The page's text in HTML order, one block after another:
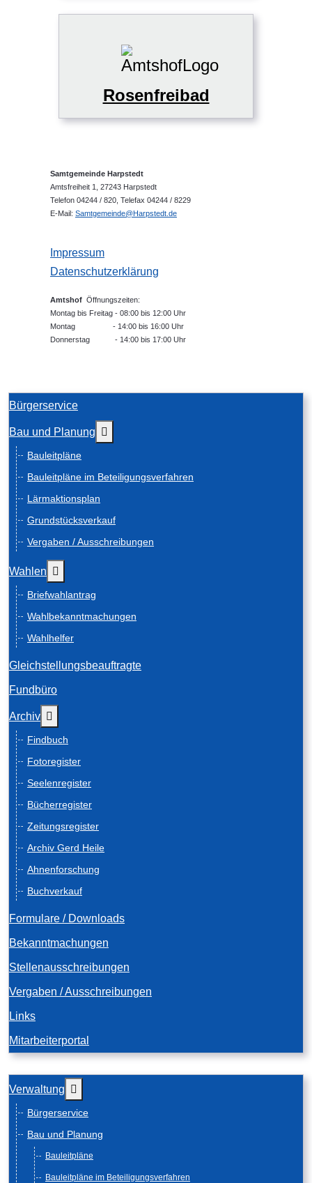
Rosenfreibad
Samtgemeinde Harpstedt
Amtsfreiheit 1, 27243 Harpstedt
Telefon 04244 / 820, Telefax 04244 / 8229
E-Mail: Samtgemeinde@Harpstedt.de
Impressum
Datenschutzerklärung
Amtshof Öffnungszeiten:
Montag bis Freitag - 08:00 bis 12:00 Uhr
Montag - 14:00 bis 16:00 Uhr
Donnerstag - 14:00 bis 17:00 Uhr
Bürgerservice
Bau und Planung
Bauleitpläne
Bauleitpläne im Beteiligungsverfahren
Lärmaktionsplan
Grundstücksverkauf
Vergaben / Ausschreibungen
Wahlen
Briefwahlantrag
Wahlbekanntmachungen
Wahlhelfer
Gleichstellungsbeauftragte
Fundbüro
Archiv
Findbuch
Fotoregister
Seelenregister
Bücherregister
Zeitungsregister
Archiv Gerd Heile
Ahnenforschung
Buchverkauf
Formulare / Downloads
Bekanntmachungen
Stellenausschreibungen
Vergaben / Ausschreibungen
Links
Mitarbeiterportal
Verwaltung
Bürgerservice
Bau und Planung
Bauleitpläne
Bauleitpläne im Beteiligungsverfahren